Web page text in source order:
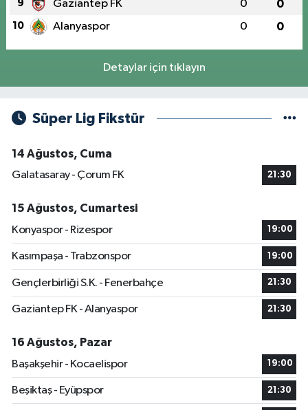
9 Gaziantep FK 0 0
10 Alanyaspor 0 0
Detaylar için tıklayın
Süper Lig Fikstür
14 Ağustos, Cuma
Galatasaray - Çorum FK
21:30
15 Ağustos, Cumartesi
Konyaspor - Rizespor
19:00
Kasımpaşa - Trabzonspor 19:00
Gençlerbirliği S.K. - Fenerbahçe 21:30
Gaziantep FK - Alanyaspor 21:30
16 Ağustos, Pazar
Başakşehir - Kocaelispor
19:00
Beşiktaş - Eyüpspor 21:30